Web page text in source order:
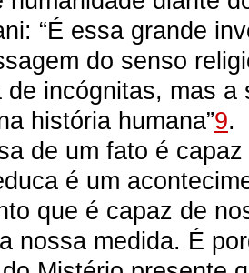
“É essa grande
do senso
de incógnitas, mas a
história humana”9.
de um fato é
é um
que é capaz de
nossa medida. É